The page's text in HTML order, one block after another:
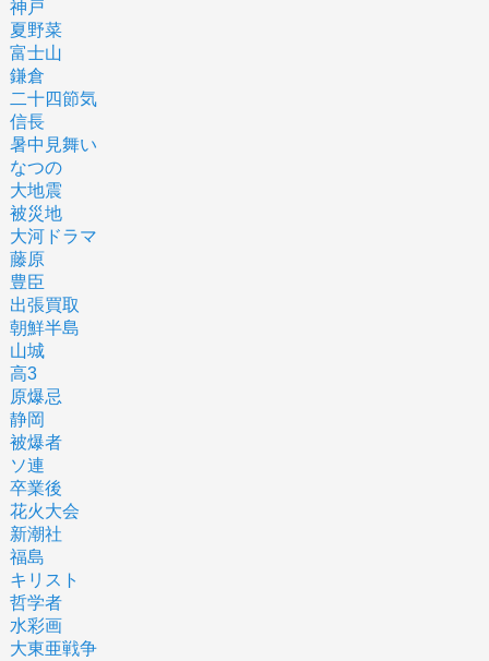
神戸
夏野菜
富士山
鎌倉
二十四節気
信長
暑中見舞い
なつの
大地震
被災地
大河ドラマ
藤原
豊臣
出張買取
朝鮮半島
山城
高3
原爆忌
静岡
被爆者
ソ連
卒業後
花火大会
新潮社
福島
キリスト
哲学者
水彩画
大東亜戦争